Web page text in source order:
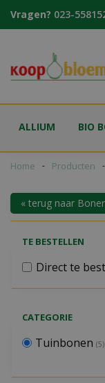
naar
Home Producten
Vragen? 023-
ALLIUM BIO
« terug naar
TE BESTELLEN
Direct te
CATEGORIE
Tuinbonen (5)